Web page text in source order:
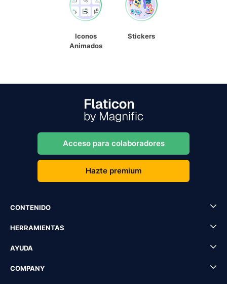
Iconos
Animados
Stickers
Acceso para colaboradores
Hazte premium
CONTENIDO
HERRAMIENTAS
AYUDA
COMPANY